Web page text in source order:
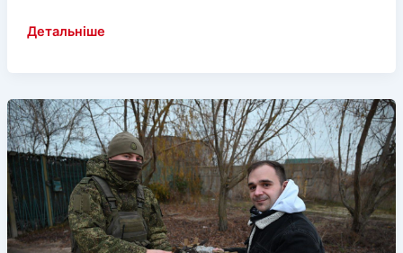
Окупаційний
роботу
«міністерства
транспорту»
Детальніше